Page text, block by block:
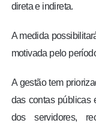
direta e indireta.
A medida
motivada pelo
A gestão tem
das contas públicas
dos servidores,